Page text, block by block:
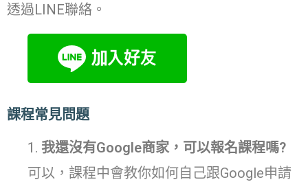
透過LINE聯絡。
課程常見問題
我還沒有Google商家，可以報名課程嗎?
可以，課程中會教你如何自己跟Google申請